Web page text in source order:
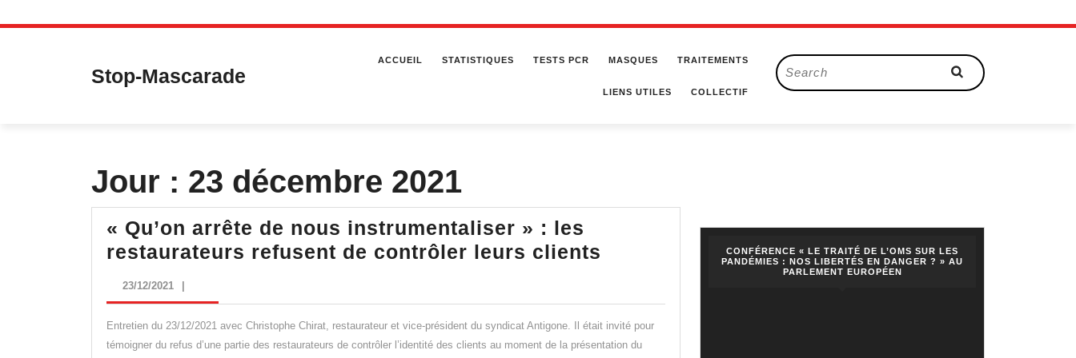
Skip
Stop-Mascarade
ACCUEIL STATISTIQUES TESTS PCR MASQUES TRAITEMENTS
LIENS UTILES COLLECTIF
Search
for:
Jour : 23 décembre 2021
« Qu’on arrête de nous instrumentaliser » : les
restaurateurs refusent de contrôler leurs clients
de
nous
instrumentaliser »
23/12/202123/12/2021
Entretien du 23/12/2021 avec Christophe Chirat, restaurateur et vice-président du syndicat Antigone. Il était invité pour
témoigner du refus d’une partie des restaurateurs de contrôler l’identité des clients au moment de la présentation du
CONFÉRENCE « LE TRAITÉ DE L’OMS SUR LES
PANDÉMIES : NOS LIBERTÉS EN DANGER ? » AU
PARLEMENT EUROPÉEN